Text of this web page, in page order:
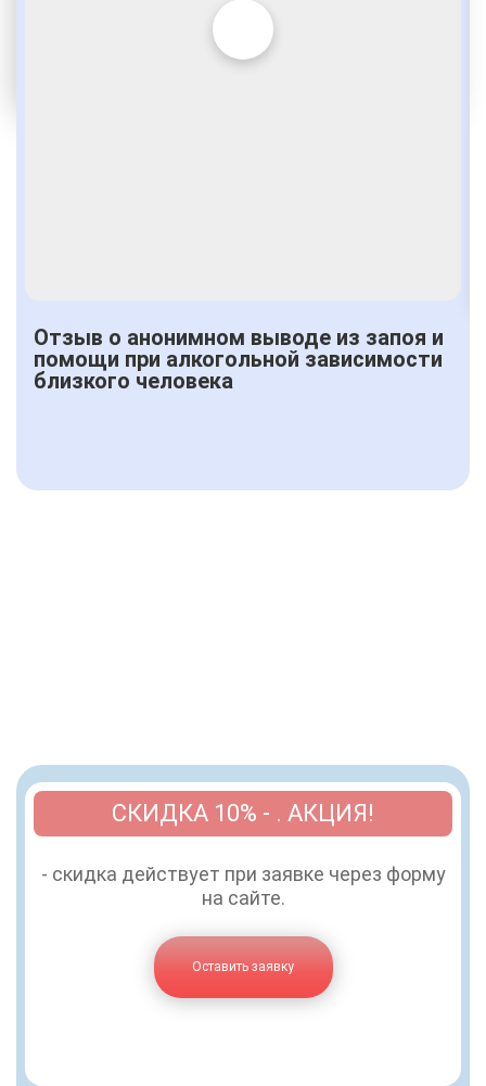
Отзыв о анонимном выводе из запоя и
помощи при алкогольной зависимости
близкого человека
СКИДКА 10% - . АКЦИЯ!
- скидка действует при заявке через форму
на сайте.
Оставить заявку